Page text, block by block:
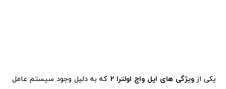
یکی ازویژگی های اپل واچ اولترا 2
که به دلیل وجود سیستم عامل